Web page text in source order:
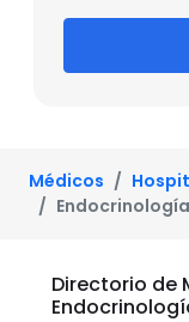
Médicos
Endocrinología
Directorio de